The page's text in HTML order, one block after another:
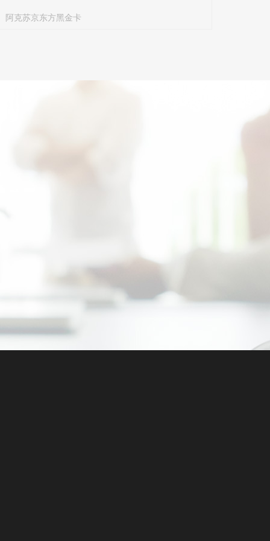
阿克苏京东方黑金卡